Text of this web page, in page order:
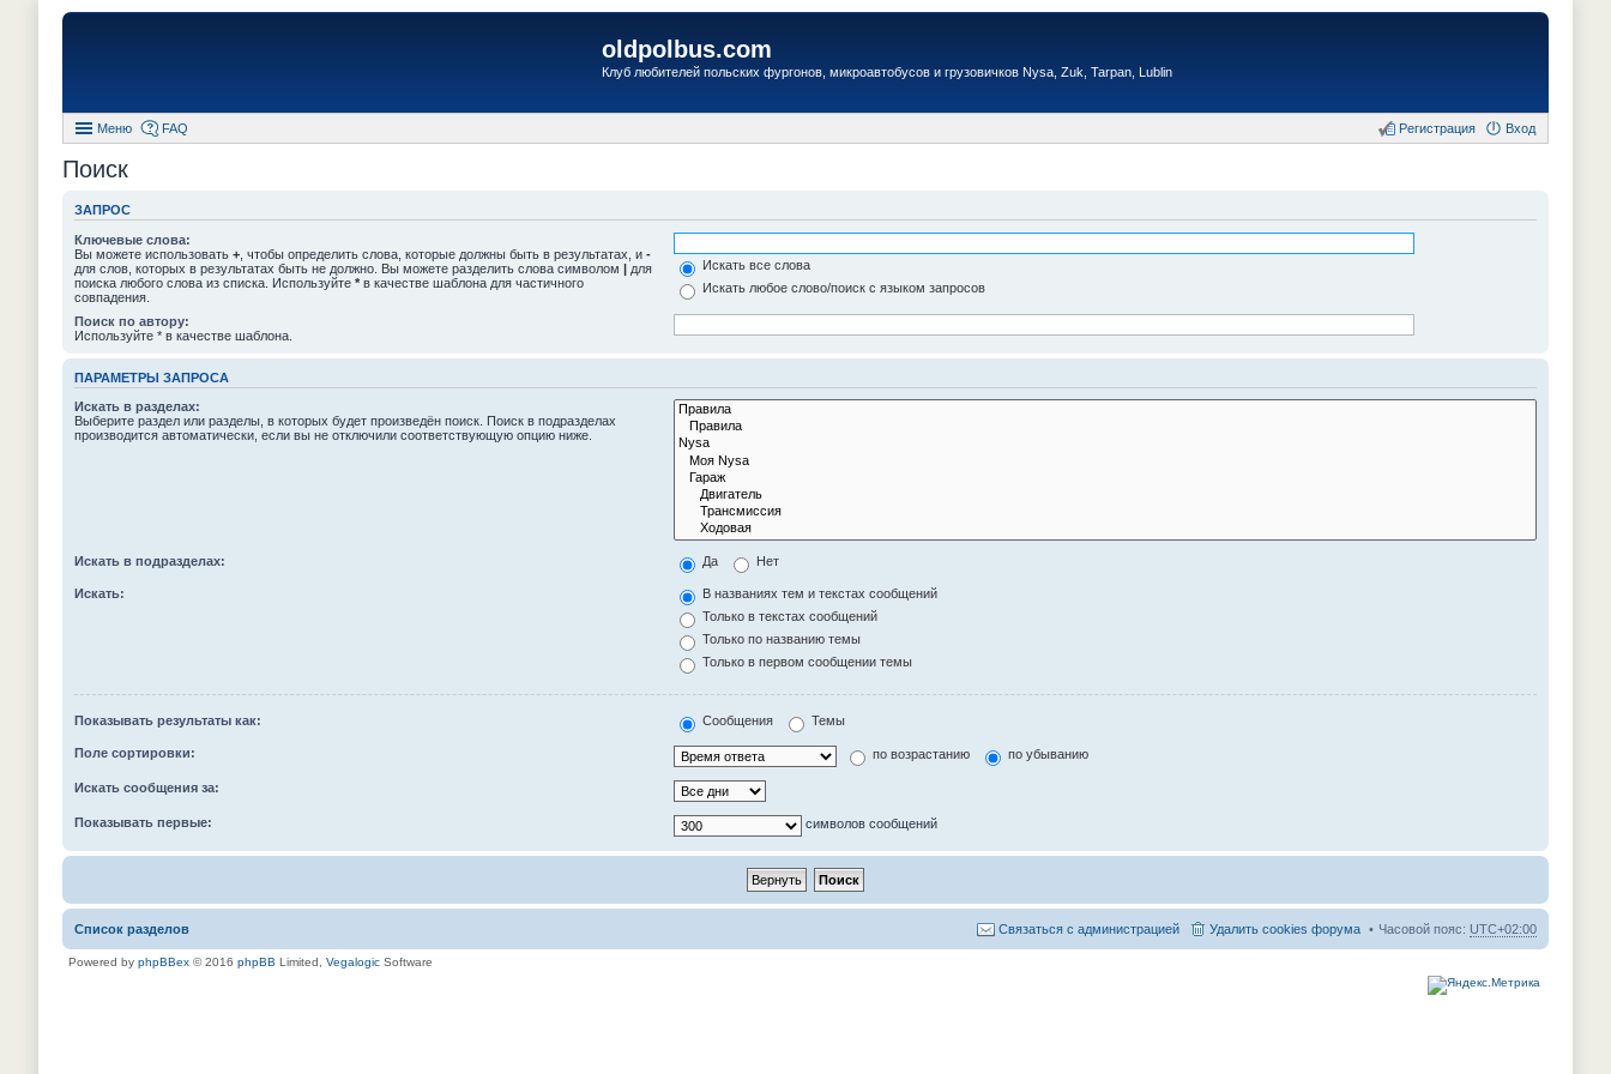
oldpolbus.com
Клуб любителей польских фургонов, микроавтобусов и грузовичков Nysa, Zuk, Tarpan, Lublin
Меню FAQ Вход
Регистрация
Поиск
ЗАПРОС
Ключевые слова:
Вы можете использовать + , чтобы определить слова, которые должны быть в результатах, и -
для слов, которых в результатах быть не должно. Вы можете разделить слова символом | для
поиска любого слова из списка. Используйте * в качестве шаблона для частичного
совпадения.
Искать все слова
Искать любое слово/поиск с языком запросов
Поиск по автору:
Используйте * в качестве шаблона.
ПАРАМЕТРЫ ЗАПРОСА
Искать в разделах:
Выберите раздел или разделы, в которых будет произведён поиск. Поиск в подразделах
производится автоматически, если вы не отключили соответствующую опцию ниже.
Искать в подразделах: Да Нет
Искать:
В названиях тем и текстах сообщений
Только в текстах сообщений
Только по названию темы
Только в первом сообщении темы
Показывать результаты как: Сообщения Темы
Поле сортировки: по возрастанию по убыванию
Искать сообщения за:
Показывать первые: символов сообщений
Список разделов Часовой пояс: UTC+02:00
Удалить cookies форума
Связаться с администрацией
Powered by phpBBex © 2016 phpBB Limited, Vegalogic Software